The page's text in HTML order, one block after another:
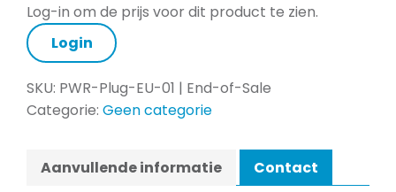
Log-in om de prijs voor dit product te zien.
Login
SKU: PWR-Plug-EU-01 | End-of-Sale
Categorie: Geen categorie
Aanvullende informatie Contact